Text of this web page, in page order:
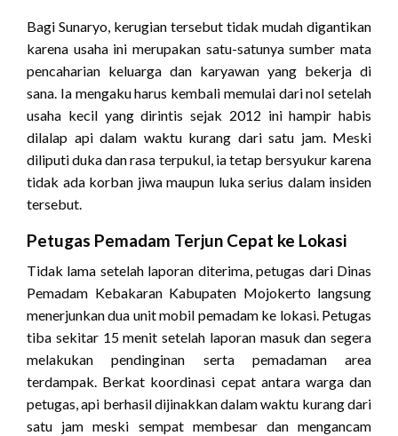
Bagi Sunaryo, kerugian tersebut tidak mudah digantikan
karena usaha ini merupakan satu-satunya sumber mata
pencaharian keluarga dan karyawan yang bekerja di
sana. Ia mengaku harus kembali memulai dari nol setelah
usaha kecil yang dirintis sejak 2012 ini hampir habis
dilalap api dalam waktu kurang dari satu jam. Meski
diliputi duka dan rasa terpukul, ia tetap bersyukur karena
tidak ada korban jiwa maupun luka serius dalam insiden
tersebut.
Petugas Pemadam Terjun Cepat ke Lokasi
Tidak lama setelah laporan diterima, petugas dari Dinas
Pemadam Kebakaran Kabupaten Mojokerto langsung
menerjunkan dua unit mobil pemadam ke lokasi. Petugas
tiba sekitar 15 menit setelah laporan masuk dan segera
melakukan pendinginan serta pemadaman area
terdampak. Berkat koordinasi cepat antara warga dan
petugas, api berhasil dijinakkan dalam waktu kurang dari
satu jam meski sempat membesar dan mengancam